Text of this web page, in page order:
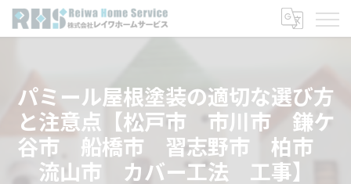
パミール屋根塗装の適切な選び方
と注意点【松戸市 市川市 鎌ケ
谷市 船橋市 習志野市 柏市
流山市 カバー工法 工事】